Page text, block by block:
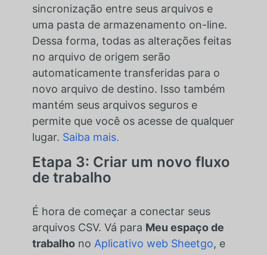
sincronização entre seus arquivos e
uma pasta de armazenamento on-line.
Dessa forma, todas as alterações feitas
no arquivo de origem serão
automaticamente transferidas para o
novo arquivo de destino. Isso também
mantém seus arquivos seguros e
permite que você os acesse de qualquer
lugar. Saiba mais.
Etapa 3: Criar um novo fluxo
de trabalho
É hora de começar a conectar seus
arquivos CSV. Vá para Meu espaço de
trabalhono Aplicativo web Sheetgo, e